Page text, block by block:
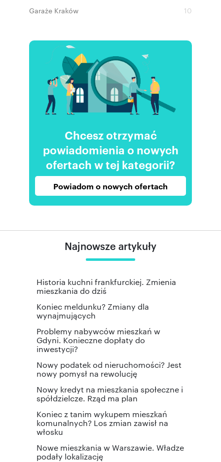
Garaże Kraków 10
Chcesz otrzymać
powiadomienia o nowych
ofertach w tej kategorii?
Powiadom o nowych ofertach
Najnowsze artykuły
Historia kuchni frankfurckiej. Zmienia
mieszkania do dziś
Koniec meldunku? Zmiany dla
wynajmujących
Problemy nabywców mieszkań w
Gdyni. Konieczne dopłaty do
inwestycji?
Nowy podatek od nieruchomości? Jest
nowy pomysł na rewolucję
Nowy kredyt na mieszkania społeczne i
spółdzielcze. Rząd ma plan
Koniec z tanim wykupem mieszkań
komunalnych? Los zmian zawisł na
włosku
Nowe mieszkania w Warszawie. Władze
podały lokalizację